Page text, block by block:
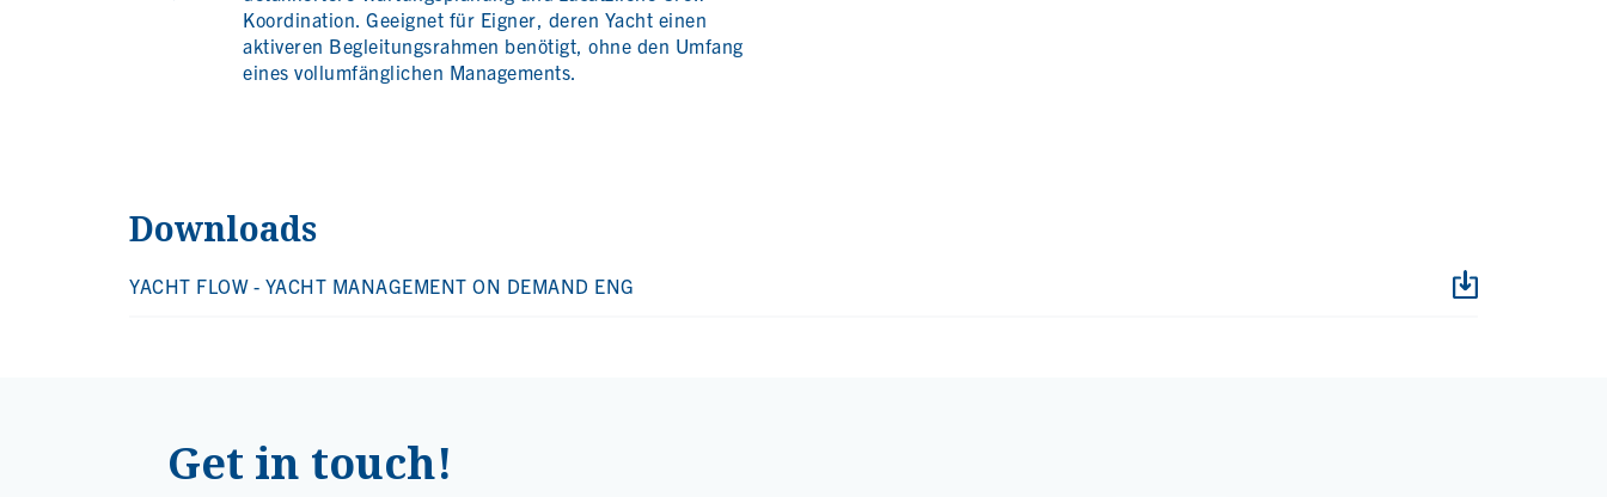
Koordination. Geeignet für Eigner, deren Yacht einen
aktiveren Begleitungsrahmen benötigt, ohne den Umfang
eines vollumfänglichen Managements.
Downloads
YACHT FLOW - YACHT MANAGEMENT ON DEMAND ENG
Get in touch!